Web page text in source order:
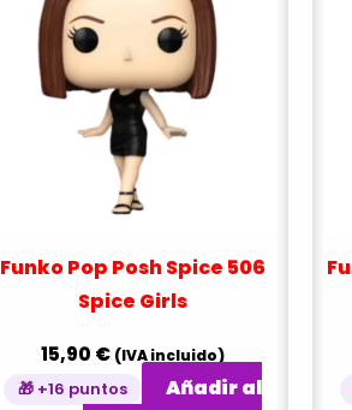
Funko Pop Posh Spice 506
Spice Girls
15,90 € (IVA incluido)
🎁 +16 puntos
Añadir al